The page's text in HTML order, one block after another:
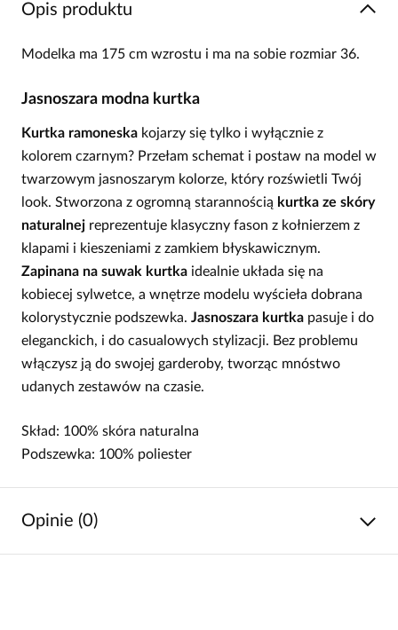
Opis produktu
Modelka ma 175 cm wzrostu i ma na sobie rozmiar 36.
Jasnoszara modna kurtka
Kurtka ramoneska kojarzy się tylko i wyłącznie z
kolorem czarnym? Przełam schemat i postaw na model w
twarzowym jasnoszarym kolorze, który rozświetli Twój
look. Stworzona z ogromną starannością kurtka ze skóry
naturalnej reprezentuje klasyczny fason z kołnierzem z
klapami i kieszeniami z zamkiem błyskawicznym.
Zapinana na suwak kurtka idealnie układa się na
kobiecej sylwetce, a wnętrze modelu wyścieła dobrana
kolorystycznie podszewka. Jasnoszara kurtka pasuje i do
eleganckich, i do casualowych stylizacji. Bez problemu
włączysz ją do swojej garderoby, tworząc mnóstwo
udanych zestawów na czasie.
Skład: 100% skóra naturalna
Podszewka: 100% poliester
Opinie (0)